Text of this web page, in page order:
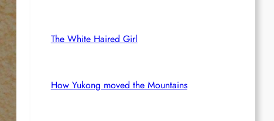
The White Haired Girl
How Yukong moved the Mountains